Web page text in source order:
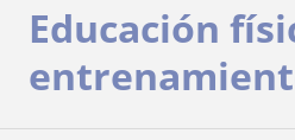
Educación